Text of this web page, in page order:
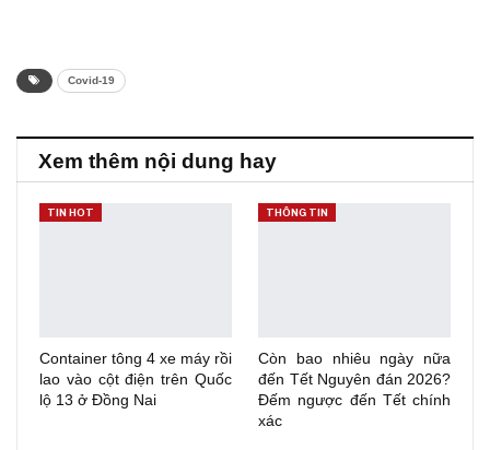
Covid-19
Xem thêm nội dung hay
TIN HOT
Container tông 4 xe máy rồi
lao vào cột điện trên Quốc
lộ 13 ở Đồng Nai
THÔNG TIN
Còn bao nhiêu ngày nữa
đến Tết Nguyên đán 2026?
Đếm ngược đến Tết chính
xác